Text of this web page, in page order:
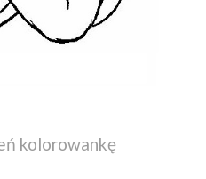
kolorowankę